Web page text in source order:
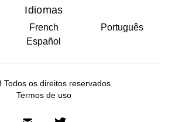
Idiomas
French
Português
Español
Todos os direitos reservados
Termos de uso